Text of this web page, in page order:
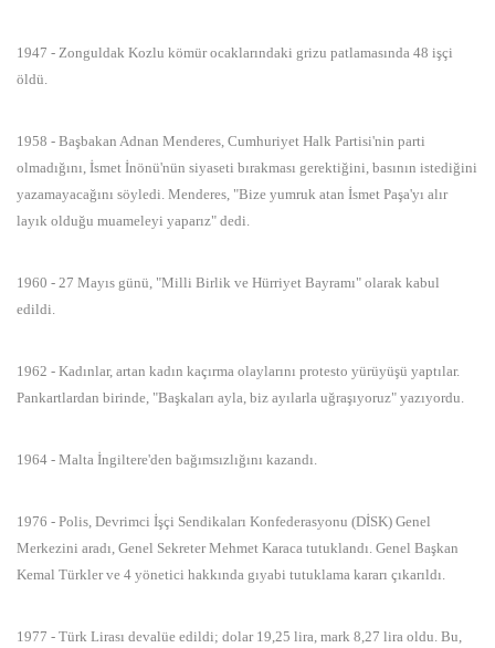
1947 - Zonguldak Kozlu kömür ocaklarındaki grizu patlamasında 48 işçi
öldü.
1958 - Başbakan Adnan Menderes, Cumhuriyet Halk Partisi'nin parti
olmadığını, İsmet İnönü'nün siyaseti bırakması gerektiğini, basının istediğini
yazamayacağını söyledi. Menderes, "Bize yumruk atan İsmet Paşa'yı alır
layık olduğu muameleyi yaparız" dedi.
1960 - 27 Mayıs günü, "Milli Birlik ve Hürriyet Bayramı" olarak kabul
edildi.
1962 - Kadınlar, artan kadın kaçırma olaylarını protesto yürüyüşü yaptılar.
Pankartlardan birinde, "Başkaları ayla, biz ayılarla uğraşıyoruz" yazıyordu.
1964 - Malta İngiltere'den bağımsızlığını kazandı.
1976 - Polis, Devrimci İşçi Sendikaları Konfederasyonu (DİSK) Genel
Merkezini aradı, Genel Sekreter Mehmet Karaca tutuklandı. Genel Başkan
Kemal Türkler ve 4 yönetici hakkında gıyabi tutuklama kararı çıkarıldı.
1977 - Türk Lirası devalüe edildi; dolar 19,25 lira, mark 8,27 lira oldu. Bu,